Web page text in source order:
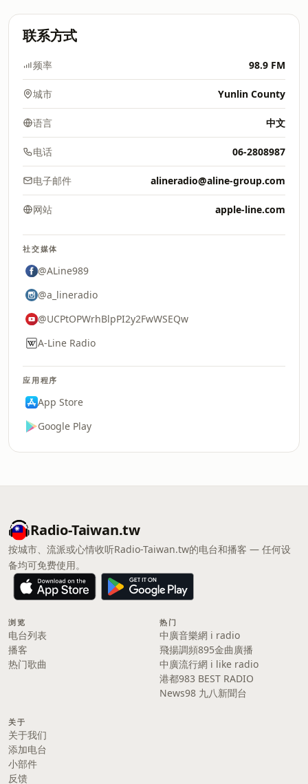
联系方式
频率 98.9 FM
城市 Yunlin County
语言 中文
电话 06-2808987
电子邮件 alineradio@aline-group.com
网站 apple-line.com
社交媒体
@ALine989
@a_lineradio
@UCPtOPWrhBlpPI2y2FwWSEQw
A-Line Radio
应用程序
App Store
Google Play
Radio-Taiwan.tw
按城市、流派或心情收听Radio-Taiwan.tw的电台和播客 — 任何设
备均可免费使用。
浏览
电台列表
播客
热门歌曲
热门
中廣音樂網 i radio
飛揚調頻895金曲廣播
中廣流行網 i like radio
港都983 BEST RADIO
News98 九八新聞台
关于
关于我们
添加电台
小部件
反馈